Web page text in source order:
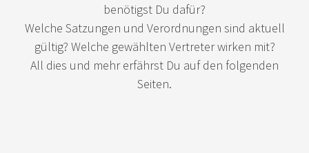
benötigst Du dafür?
Welche Satzungen und Verordnungen sind aktuell
gültig? Welche gewählten Vertreter wirken mit?
All dies und mehr erfährst Du auf den folgenden
Seiten.